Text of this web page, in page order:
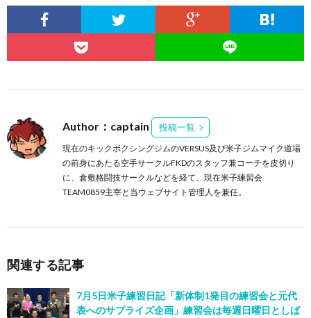
Author：captain 投稿一覧
現在のキックボクシングジムのVERSUS及び米子ジムマイク道場
の前身にあたる空手サークルFKDのスタッフ兼コーチを皮切り
に、倉敷格闘技サークルなどを経て、現在米子練習会
TEAM0859主宰と当ウェブサイト管理人を兼任。
関連する記事
7月5日米子練習日記「新体制1発目の練習会と元代
表へのサプライズ企画」練習会は毎週日曜日としば